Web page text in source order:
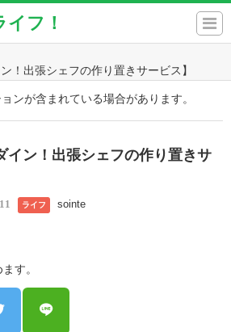
フ！
！出張シェフの作り置きサービス】
ンが含まれている場合があります。
イン！出張シェフの作り置きサ
ライフ sointe
す。